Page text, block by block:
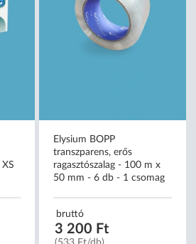
Elysium BOPP
transzparens, erős
ragasztószalag - 100 m x
50 mm - 6 db - 1 csomag
bruttó
3 200 Ft